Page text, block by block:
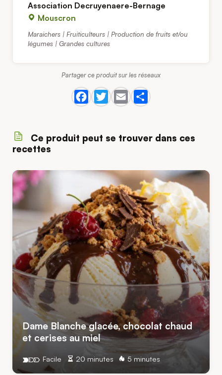
Association Decruyenaere-Bernage
Mouscron
Maraichers | Fruiticulteurs | Production de fruits et/ou
légumes | Grandes cultures
Partager ce produit sur les réseaux
Ce produit peut se trouver dans ces
recettes
Dame Blanche glacée, chocolat chaud
et cerises au miel
20 minutes 5 minutes
Facile